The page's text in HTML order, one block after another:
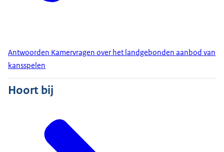
Antwoorden Kamervragen over het landgebonden aanbod van
kansspelen
Hoort bij